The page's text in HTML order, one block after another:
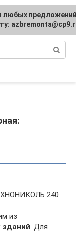
240
из
зданий. Для
любых